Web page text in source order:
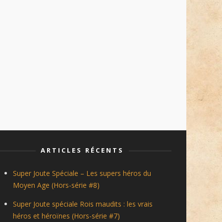
ARTICLES RÉCENTS
Super Joute Spéciale – Les supers héros du
Moyen Age (Hors-série #8)
Super Joute spéciale Rois maudits : les vrais
héros et héroïnes (Hors-série #7)